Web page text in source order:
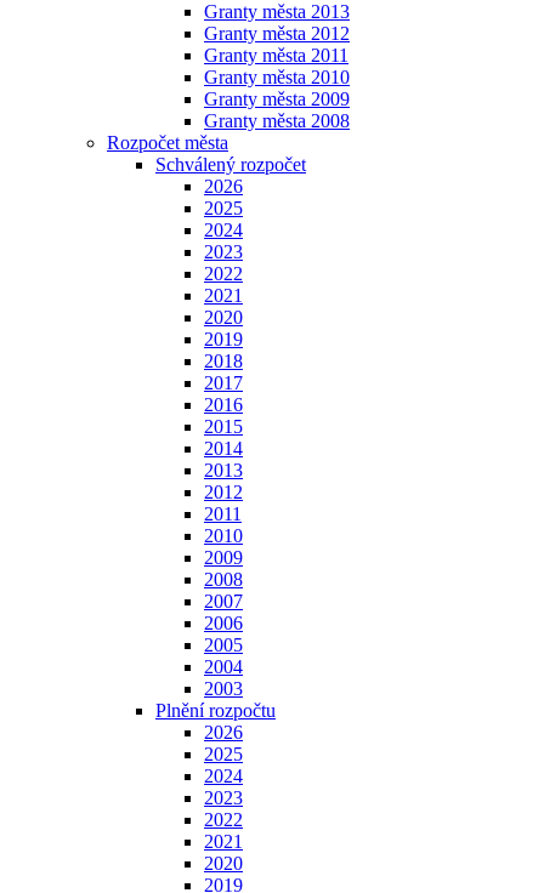
Granty města 2013
Granty města 2012
Granty města 2011
Granty města 2010
Granty města 2009
Granty města 2008
Rozpočet města
Schválený rozpočet
2026
2025
2024
2023
2022
2021
2020
2019
2018
2017
2016
2015
2014
2013
2012
2011
2010
2009
2008
2007
2006
2005
2004
2003
Plnění rozpočtu
2026
2025
2024
2023
2022
2021
2020
2019